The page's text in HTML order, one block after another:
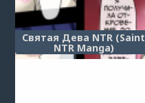
Святая Дева NTR (Saint
NTR Manga)